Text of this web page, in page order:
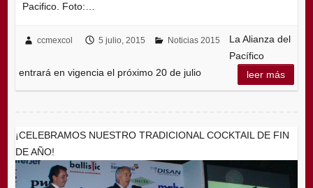
Pacifico. Foto:…
ccmexcol 5 julio, 2015 Noticias 2015
La Alianza del
Pacífico
entrará en vigencia el próximo 20 de julio
leer más
¡CELEBRAMOS NUESTRO TRADICIONAL COCKTAIL DE FIN
DE AÑO!